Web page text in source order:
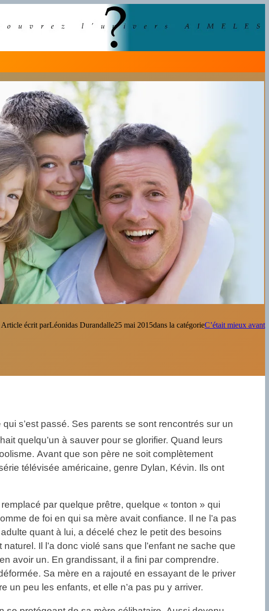
Article écrit parLéonidas Durandalle25 mai 2015dans la catégorieC’était mieux avant
s’est passé. Ses parents se sont rencontrés sur un
quelqu’un à sauver pour se glorifier. Quand leurs
Avant que son père ne soit complètement
télévisée américaine, genre Dylan, Kévin. Ils ont
par quelque prêtre, quelque « tonton » qui
de foi en qui sa mère avait confiance. Il ne l’a pas
quant à lui, a décelé chez le petit des besoins
Il l’a donc violé sans que l’enfant ne sache que
avoir un. En grandissant, il a fini par comprendre.
Sa mère en a rajouté en essayant de le priver
un peu les enfants, et elle n’a pas pu y arriver.